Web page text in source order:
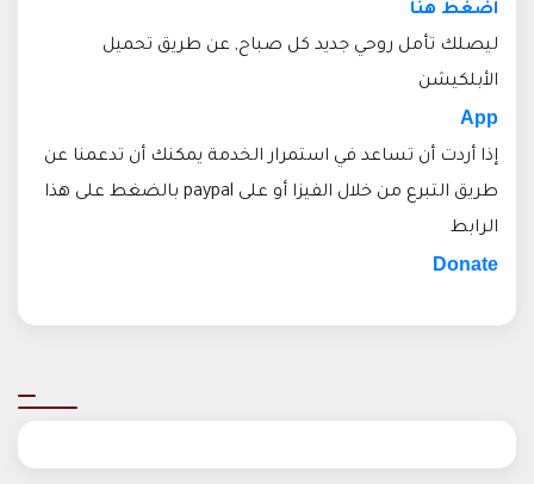
اضغط هنا
ليصلك تأمل روحي جديد كل صباح, عن طريق تحميل
الأبلكيشن
App
إذا أردت أن تساعد في استمرار الخدمة يمكنك أن تدعمنا عن
طريق التبرع من خلال الفيزا أو على paypal بالضغط على هذا
الرابط
Donate